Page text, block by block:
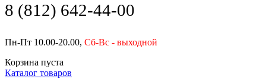
8 (812) 642-44-00
Пн-Пт 10.00-20.00, Сб-Вс - выходной
Корзина пуста
Каталог товаров